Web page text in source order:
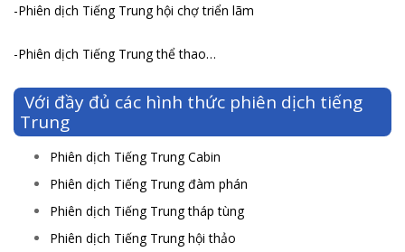
-Phiên dịch Tiếng Trung hội chợ triển lãm
-Phiên dịch Tiếng Trung thể thao…
Với đầy đủ các hình thức phiên dịch tiếng
Trung
Phiên dịch Tiếng Trung Cabin
Phiên dịch Tiếng Trung đàm phán
Phiên dịch Tiếng Trung tháp tùng
Phiên dịch Tiếng Trung hội thảo